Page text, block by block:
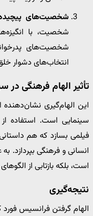
شخصیت‌های
شخصیت، با
شخصیت‌های
انتخاب‌های دشوار
تأثیر الهام فرهنگی در
این الهام‌گیری
سینمایی است. استفاده
فیلمی بسازد که هم
انسانی و فرهنگی بپردازد.
است، بلکه بازتابی از
نتیجه‌گیری
الهام گرفتن فرانسیس